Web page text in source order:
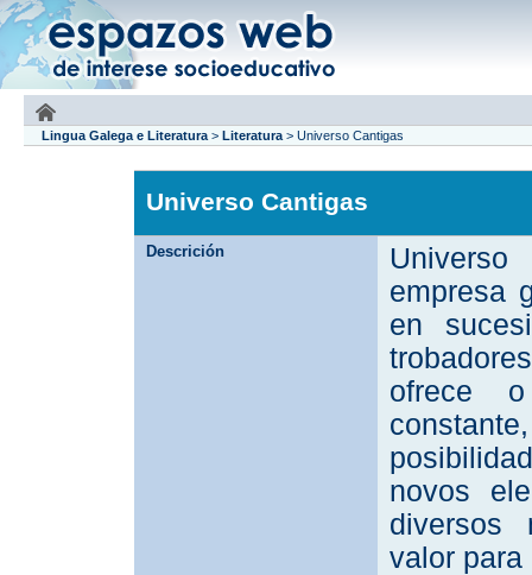
Lingua Galega e Literatura > Literatura > Universo Cantigas
Universo Cantigas
Descrición
empresa
en
ofrece
novos
diversos
valor para